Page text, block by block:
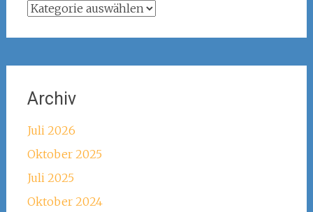
Kategorien
Archiv
Juli 2026
Oktober 2025
Juli 2025
Oktober 2024